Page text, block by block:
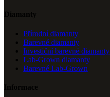
Diamanty
Přírodní diamanty
Barevné diamanty
Investiční barevné diamanty
Lab-Grown diamanty
Barevné Lab-Grown
Informace